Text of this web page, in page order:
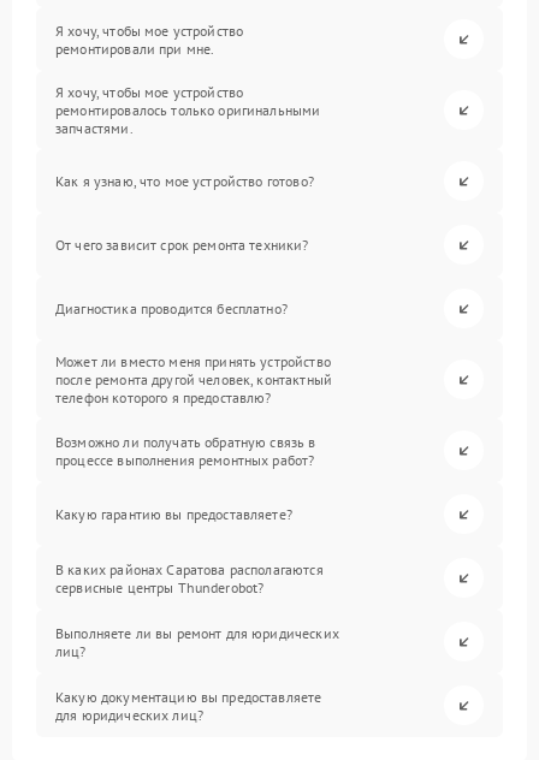
Я хочу, чтобы мое устройство
ремонтировали при мне.
Я хочу, чтобы мое устройство
ремонтировалось только оригинальными
запчастями.
Как я узнаю, что мое устройство готово?
От чего зависит срок ремонта техники?
Диагностика проводится бесплатно?
Может ли вместо меня принять устройство
после ремонта другой человек, контактный
телефон которого я предоставлю?
Возможно ли получать обратную связь в
процессе выполнения ремонтных работ?
Какую гарантию вы предоставляете?
В каких районах Саратова располагаются
сервисные центры Thunderobot?
Выполняете ли вы ремонт для юридических
лиц?
Какую документацию вы предоставляете
для юридических лиц?